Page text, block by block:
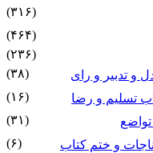
(۳۱۶)
(۴۶۴)
(۲۳۶)
و تدبیر و رای
(۳۸)
تسلیم و رضا
(۱۶)
(۳۱)
و ختم کتاب
(۶)